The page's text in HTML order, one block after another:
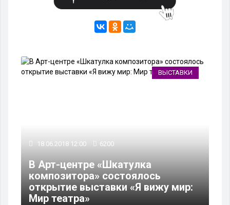
ВЫСТАВКИ
18.06.2018 12:00 6200
В Арт-центре «Шкатулка
композитора» состоялось
открытие выставки «Я вижу мир:
Мир театра»